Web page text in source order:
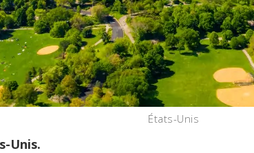
États-Unis
Unis.